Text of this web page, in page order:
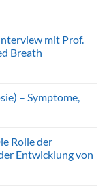
mit Prof.
Breath
– Symptome,
Rolle der
Entwicklung von